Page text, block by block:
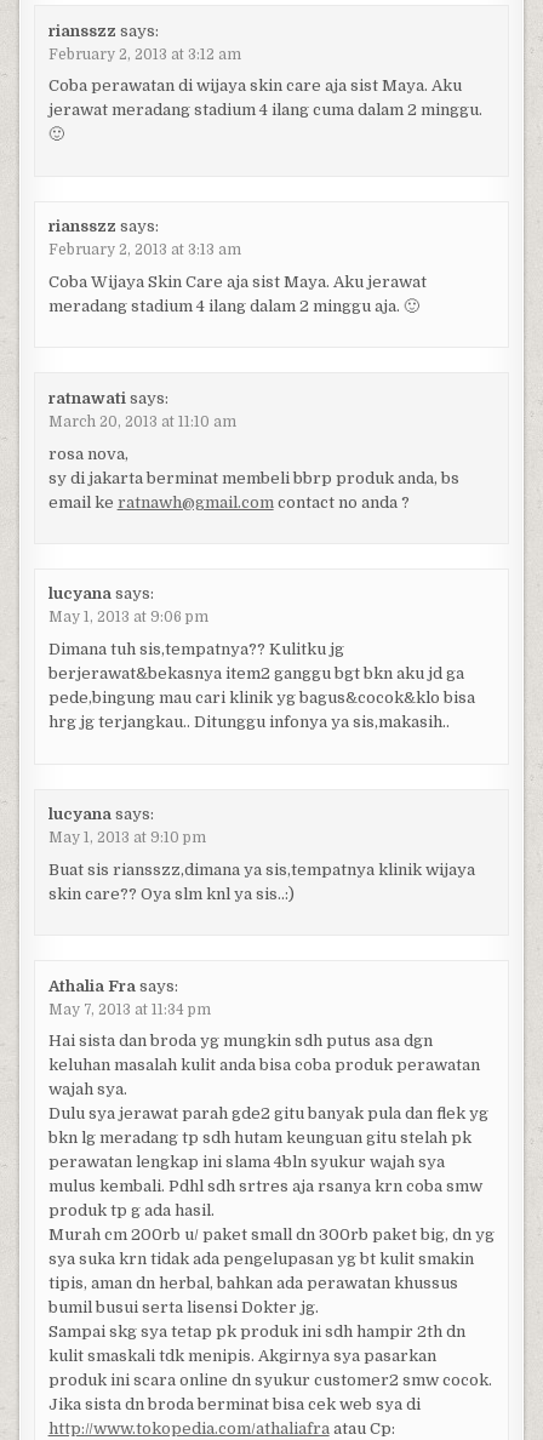
riansszz says:
February 2, 2013 at 3:12 am
Coba perawatan di wijaya skin care aja sist Maya. Aku
jerawat meradang stadium 4 ilang cuma dalam 2 minggu.
🙂
riansszz says:
February 2, 2013 at 3:13 am
Coba Wijaya Skin Care aja sist Maya. Aku jerawat
meradang stadium 4 ilang dalam 2 minggu aja. 🙂
ratnawati says:
March 20, 2013 at 11:10 am
rosa nova,
sy di jakarta berminat membeli bbrp produk anda, bs
email ke ratnawh@gmail.com contact no anda ?
lucyana says:
May 1, 2013 at 9:06 pm
Dimana tuh sis,tempatnya?? Kulitku jg
berjerawat&bekasnya item2 ganggu bgt bkn aku jd ga
pede,bingung mau cari klinik yg bagus&cocok&klo bisa
hrg jg terjangkau.. Ditunggu infonya ya sis,makasih..
lucyana says:
May 1, 2013 at 9:10 pm
Buat sis riansszz,dimana ya sis,tempatnya klinik wijaya
skin care?? Oya slm knl ya sis..:)
Athalia Fra says:
May 7, 2013 at 11:34 pm
Hai sista dan broda yg mungkin sdh putus asa dgn
keluhan masalah kulit anda bisa coba produk perawatan
wajah sya.
Dulu sya jerawat parah gde2 gitu banyak pula dan flek yg
bkn lg meradang tp sdh hutam keunguan gitu stelah pk
perawatan lengkap ini slama 4bln syukur wajah sya
mulus kembali. Pdhl sdh srtres aja rsanya krn coba smw
produk tp g ada hasil.
Murah cm 200rb u/ paket small dn 300rb paket big, dn yg
sya suka krn tidak ada pengelupasan yg bt kulit smakin
tipis, aman dn herbal, bahkan ada perawatan khussus
bumil busui serta lisensi Dokter jg.
Sampai skg sya tetap pk produk ini sdh hampir 2th dn
kulit smaskali tdk menipis. Akgirnya sya pasarkan
produk ini scara online dn syukur customer2 smw cocok.
Jika sista dn broda berminat bisa cek web sya di
http://www.tokopedia.com/athaliafraatau Cp: